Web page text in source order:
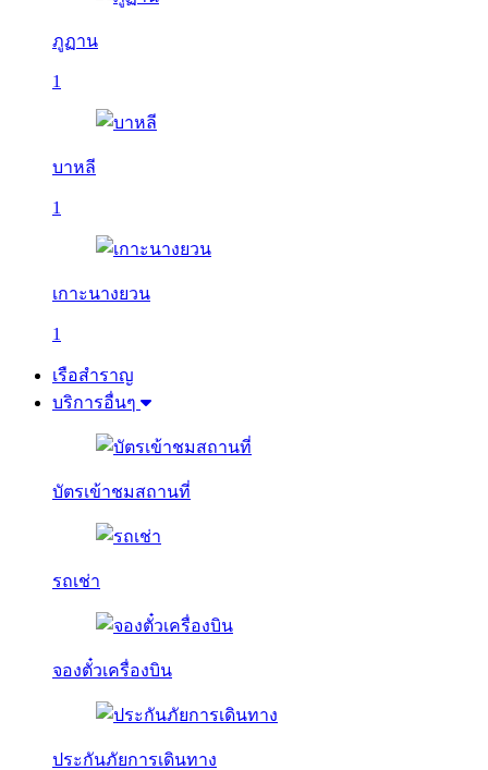
ภูฏาน
1
บาหลี
1
เกาะนางยวน
1
เรือสำราญ
บริการอื่นๆ
บัตรเข้าชมสถานที่
รถเช่า
จองตั๋วเครื่องบิน
ประกันภัยการเดินทาง